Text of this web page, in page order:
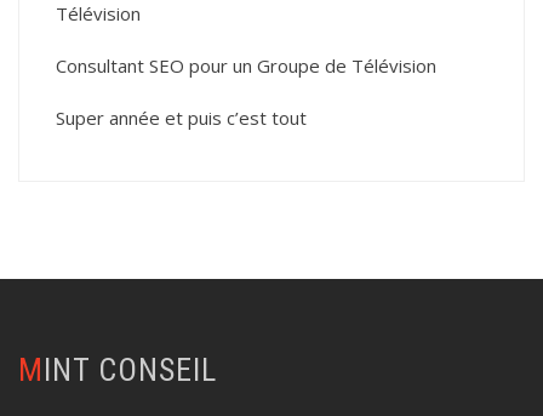
Télévision
Consultant SEO pour un Groupe de Télévision
Super année et puis c’est tout
MINT CONSEIL